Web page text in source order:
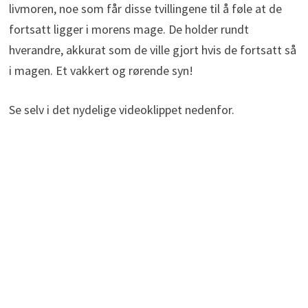
livmoren, noe som får disse tvillingene til å føle at de
fortsatt ligger i morens mage. De holder rundt
hverandre, akkurat som de ville gjort hvis de fortsatt så
i magen. Et vakkert og rørende syn!
Se selv i det nydelige videoklippet nedenfor.